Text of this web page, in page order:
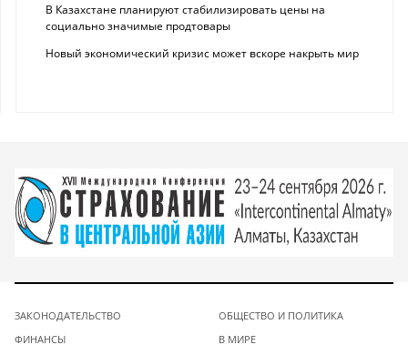
В Казахстане планируют стабилизировать цены на
социально значимые продтовары
Новый экономический кризис может вскоре накрыть мир
ЗАКОНОДАТЕЛЬСТВО
ФИНАНСЫ
ОБЩЕСТВО И ПОЛИТИКА
В МИРЕ